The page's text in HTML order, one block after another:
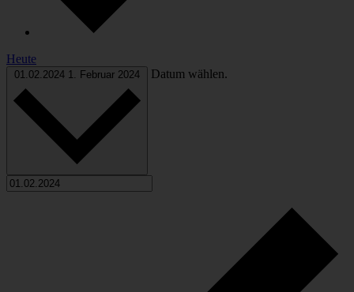
Heute
01.02.2024 1. Februar 2024 Datum wählen.